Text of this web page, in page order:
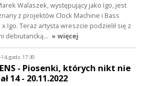
Walaszek, występujący jako Igo, jest
z projektów Clock Machine i Bass
x Igo. Teraz artysta wreszcie podzielił się z
debiutancką… » więcej
14, godz. 17:30
- Piosenki, których nikt nie
14 - 20.11.2022